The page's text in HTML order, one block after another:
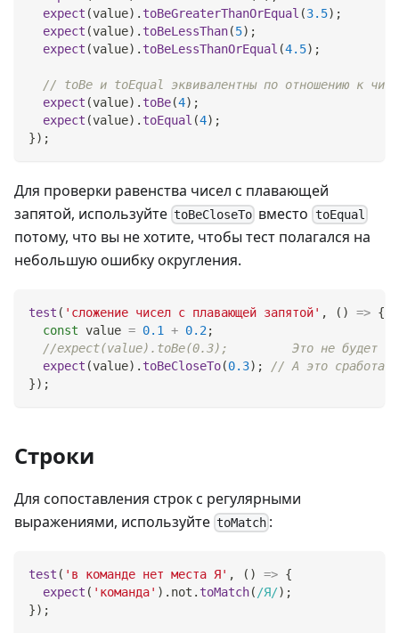
expect (value) . toBeGreaterThanOrEqual (3.5) ;
expect (value) . toBeLessThan(5) ;
expect (value) . toBeLessThanOrEqual (4.5) ;
// toBe и toEqual эквивалентны по отношению к
expect (value) . toBe(4) ;
expect (value) . toEqual (4) ;
}) ;
Для проверки равенства чисел с плавающей
запятой, используйте toBeCloseTo вместо toEqual
потому, что вы не хотите, чтобы тест полагался на
небольшую ошибку округления.
test ( 'сложение чисел с плавающей запятой' , ( ) => {
const value = 0.1 + 0.2;
//expect(value).toBe(0.3);         Это не будет
expect (value) . toBeCloseTo(0.3) ;
// А это
}) ;
Строки
Для сопоставления строк с регулярными
выражениями, используйте toMatch :
test ( 'в команде нет места Я' , ( ) => {
expect ( 'команда' ) . not . toMatch( /Я/) ;
}) ;